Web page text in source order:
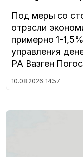
Под меры со
отрасли
примерно 1-
управления
РА Вазген
10.08.2026 14:57